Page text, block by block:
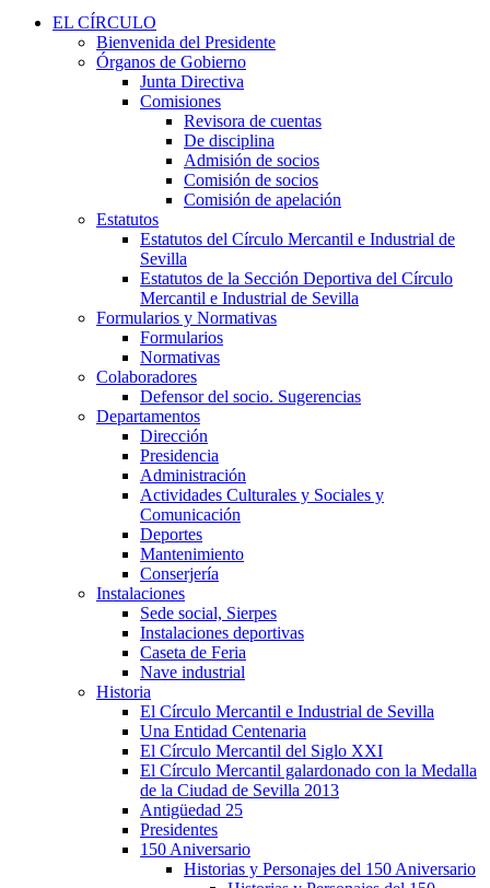
EL CÍRCULO
Bienvenida del Presidente
Órganos de Gobierno
Junta Directiva
Comisiones
Revisora de cuentas
De disciplina
Admisión de socios
Comisión de socios
Comisión de apelación
Estatutos
Estatutos del Círculo Mercantil e Industrial de
Sevilla
Estatutos de la Sección Deportiva del Círculo
Mercantil e Industrial de Sevilla
Formularios y Normativas
Formularios
Normativas
Colaboradores
Defensor del socio. Sugerencias
Departamentos
Dirección
Presidencia
Administración
Actividades Culturales y Sociales y
Comunicación
Deportes
Mantenimiento
Conserjería
Instalaciones
Sede social, Sierpes
Instalaciones deportivas
Caseta de Feria
Nave industrial
Historia
El Círculo Mercantil e Industrial de Sevilla
Una Entidad Centenaria
El Círculo Mercantil del Siglo XXI
El Círculo Mercantil galardonado con la Medalla
de la Ciudad de Sevilla 2013
Antigüedad 25
Presidentes
150 Aniversario
Historias y Personajes del 150 Aniversario